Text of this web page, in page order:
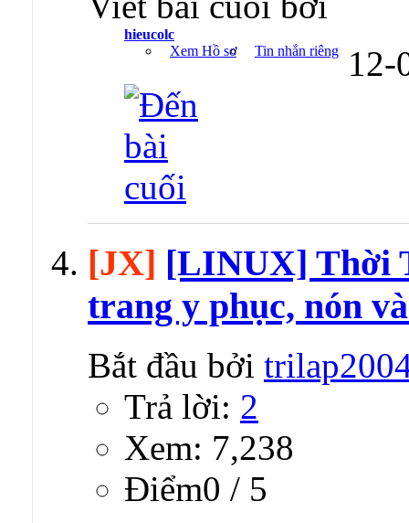
hieucolc
Xem Hồ sơ
Tin nhắn riêng
[JX] [LINUX] Thời
trang y phục, nón
Bắt đầu bởi
Trả lời: 2
Xem: 7,238
Ðiểm0 / 5